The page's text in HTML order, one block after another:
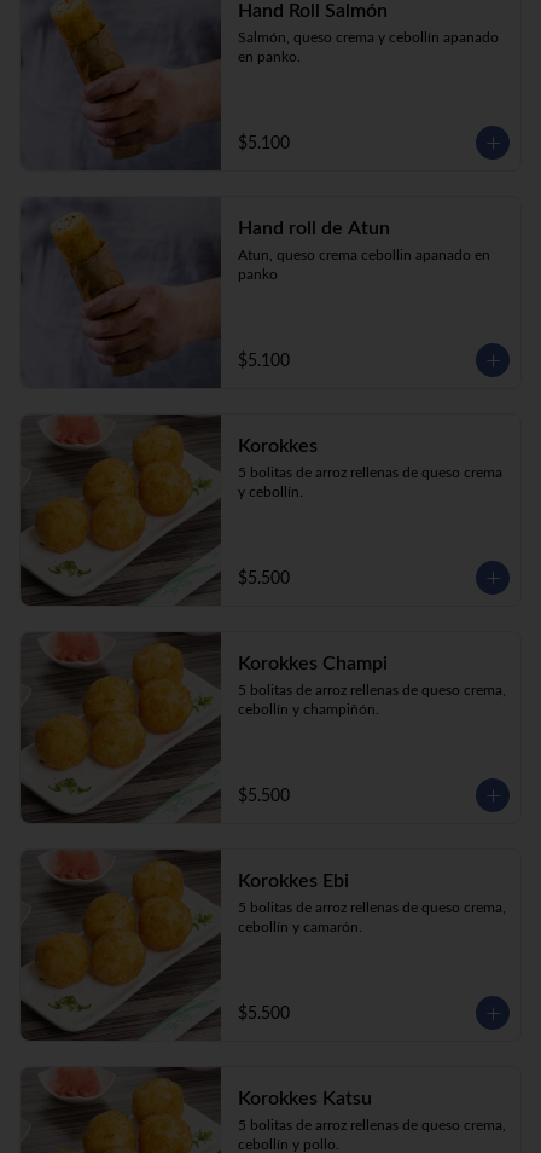
Hand Roll Salmón
Salmón, queso crema y cebollín apanado
en panko.
$5.100
Hand roll de Atun
Atun, queso crema cebollin apanado en
panko
$5.100
Korokkes
5 bolitas de arroz rellenas de queso crema
y cebollín.
$5.500
Korokkes Champi
5 bolitas de arroz rellenas de queso crema,
cebollín y champiñón.
$5.500
Korokkes Ebi
5 bolitas de arroz rellenas de queso crema,
cebollín y camarón.
$5.500
Korokkes Katsu
5 bolitas de arroz rellenas de queso crema,
cebollín y pollo.